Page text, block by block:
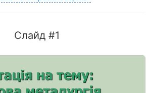
Слайд #1